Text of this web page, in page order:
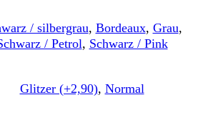
/ silbergrau, Bordeaux, Grau,
/ Petrol, Schwarz / Pink
Glitzer (+2,90), Normal